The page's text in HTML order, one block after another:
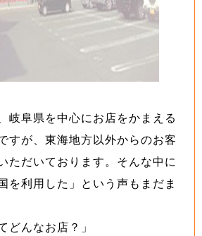
岐阜県を中心にお店をかまえる
すが、東海地方以外からのお客
ただいております。そんな中に
を利用した」という声もまだま
どんなお店？」